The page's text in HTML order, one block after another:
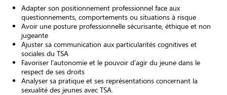
Adapter son positionnement professionnel face aux
questionnements, comportements ou situations à risque
Avoir une posture professionnelle sécurisante, éthique et non
jugeante
Ajuster sa communication aux particularités cognitives et
sociales du TSA
Favoriser l’autonomie et le pouvoir d’agir du jeune dans le
respect de ses droits
Analyser sa pratique et ses représentations concernant la
sexualité des jeunes avec TSA.